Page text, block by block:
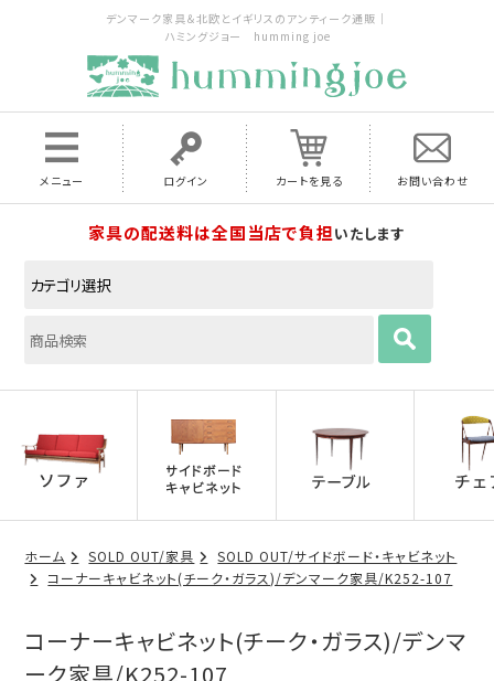
デンマーク家具＆北欧とイギリスのアンティーク通販｜
ハミングジョー humming joe
メニュー ログイン カートを見る お問い合わせ
家具の配送料は全国当店で負担いたします
ホーム SOLD OUT/家具
SOLD OUT/サイドボード・キャビネット
コーナーキャビネット(チーク・ガラス)/デンマーク家具/K252-107
コーナーキャビネット(チーク・ガラス)/デンマ
ーク家具/K252-107